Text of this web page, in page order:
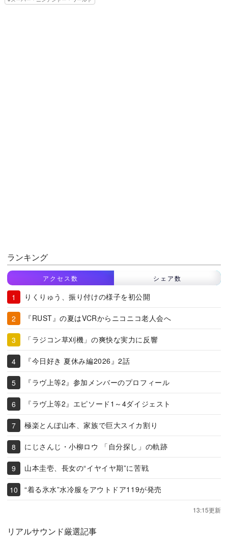
ランキング
アクセス数 シェア数
りくりゅう、振り付けの様子を初公開
『RUST』の夏はVCRからニコニコ老人会へ
「ラジコン草刈機」の爽快な実力に反響
『今日好き 夏休み編2026』2話
『ラヴ上等2』参加メンバーのプロフィール
『ラヴ上等2』エピソード1～4ダイジェスト
極楽とんぼ山本、家族で巨大スイカ割り
にじさんじ・小柳ロウ 「自分探し」の軌跡
山本圭壱、長女の“イヤイヤ期”に苦戦
“着る氷水”水冷服をアウトドア119が発売
13:15更新
リアルサウンド厳選記事